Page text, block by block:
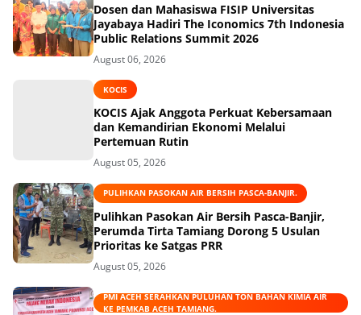
Dosen dan Mahasiswa FISIP Universitas
Jayabaya Hadiri The Iconomics 7th Indonesia
Public Relations Summit 2026
August 06, 2026
KOCIS
KOCIS Ajak Anggota Perkuat Kebersamaan
dan Kemandirian Ekonomi Melalui
Pertemuan Rutin
August 05, 2026
PULIHKAN PASOKAN AIR BERSIH PASCA-BANJIR.
Pulihkan Pasokan Air Bersih Pasca-Banjir,
Perumda Tirta Tamiang Dorong 5 Usulan
Prioritas ke Satgas PRR
August 05, 2026
PMI ACEH SERAHKAN PULUHAN TON BAHAN KIMIA AIR
KE PEMKAB ACEH TAMIANG.